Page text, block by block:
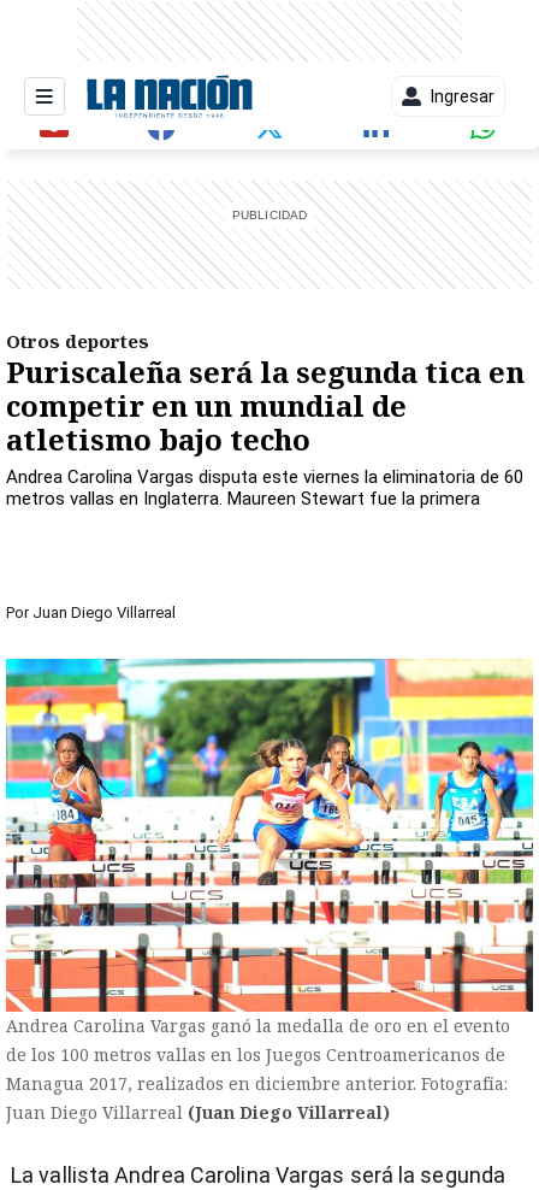
Ingresar
Otros deportes
Puriscaleña será la segunda tica en
competir en un mundial de
atletismo bajo techo
Andrea Carolina Vargas disputa este viernes la eliminatoria de 60
metros vallas en Inglaterra. Maureen Stewart fue la primera
Por Juan Diego Villarreal
Andrea Carolina Vargas ganó la medalla de oro en el evento
de los 100 metros vallas en los Juegos Centroamericanos de
Managua 2017, realizados en diciembre anterior. Fotografía:
Juan Diego Villarreal (Juan Diego Villarreal)
La vallista Andrea Carolina Vargas será la segunda